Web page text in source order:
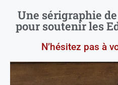
Une sérigraphie
pour soutenir les
N’hésitez pas à